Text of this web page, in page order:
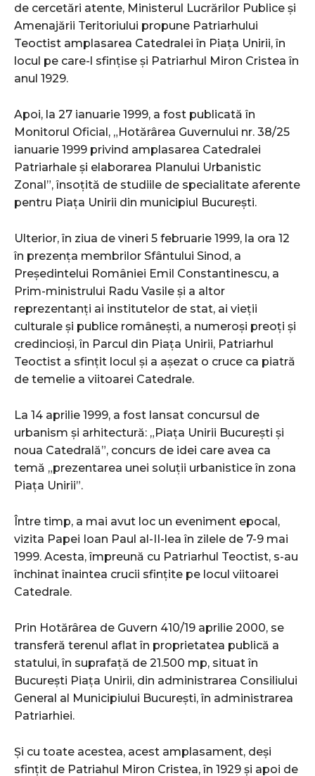
de cercetări atente, Ministerul Lucrărilor Publice și
Amenajării Teritoriului propune Patriarhului
Teoctist amplasarea Catedralei în Piața Unirii, în
locul pe care-l sfințise și Patriarhul Miron Cristea în
anul 1929.
Apoi, la 27 ianuarie 1999, a fost publicată în
Monitorul Oficial, „Hotărârea Guvernului nr. 38/25
ianuarie 1999 privind amplasarea Catedralei
Patriarhale și elaborarea Planului Urbanistic
Zonal”, însoțită de studiile de specialitate aferente
pentru Piața Unirii din municipiul București.
Ulterior, în ziua de vineri 5 februarie 1999, la ora 12
în prezența membrilor Sfântului Sinod, a
Președintelui României Emil Constantinescu, a
Prim-ministrului Radu Vasile și a altor
reprezentanți ai institutelor de stat, ai vieții
culturale și publice românești, a numeroși preoți și
credincioși, în Parcul din Piața Unirii, Patriarhul
Teoctist a sfințit locul și a așezat o cruce ca piatră
de temelie a viitoarei Catedrale.
La 14 aprilie 1999, a fost lansat concursul de
urbanism și arhitectură: „Piața Unirii București și
noua Catedrală”, concurs de idei care avea ca
temă „prezentarea unei soluții urbanistice în zona
Piața Unirii”.
Între timp, a mai avut loc un eveniment epocal,
vizita Papei Ioan Paul al-II-lea în zilele de 7-9 mai
1999. Acesta, împreună cu Patriarhul Teoctist, s-au
închinat înaintea crucii sfințite pe locul viitoarei
Catedrale.
Prin Hotărârea de Guvern 410/19 aprilie 2000, se
transferă terenul aflat în proprietatea publică a
statului, în suprafață de 21.500 mp, situat în
București Piața Unirii, din administrarea Consiliului
General al Municipiului București, în administrarea
Patriarhiei.
Și cu toate acestea, acest amplasament, deși
sfințit de Patriahul Miron Cristea, în 1929 și apoi de